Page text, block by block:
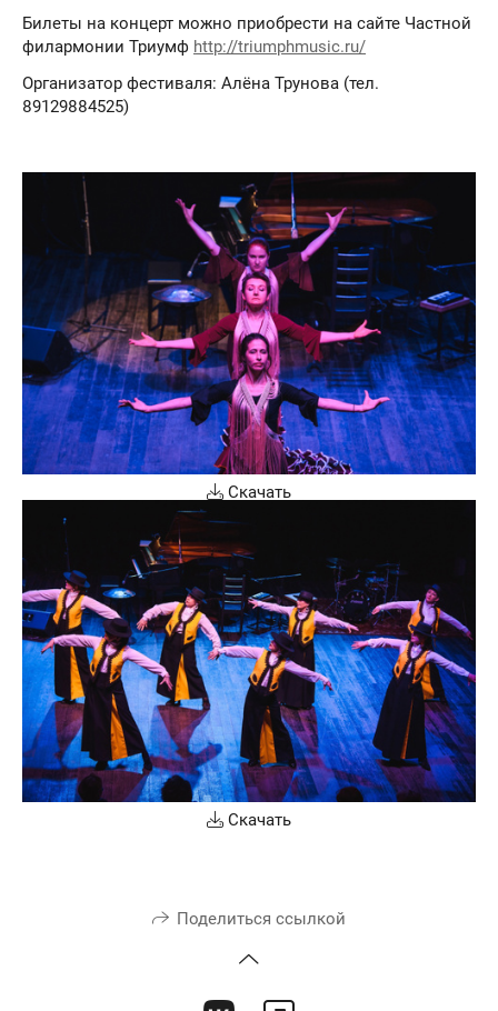
Билеты на концерт можно приобрести на сайте Частной
филармонии Триумф http://triumphmusic.ru/
Организатор фестиваля: Алёна Трунова (тел.
89129884525)
Скачать
Скачать
Поделиться ссылкой